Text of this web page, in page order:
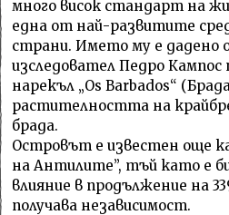
много висок стандарт на
една от най-развитите
страни. Името му е дадено
изследовател Педро Кампос
нарекъл „Os Barbados“
растителността на
брада.
Островът е известен още
на Антилите”, тъй като е
влияние в продължение на
получава независимост.